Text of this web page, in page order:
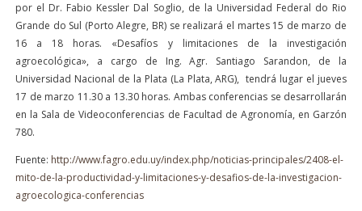
por el Dr. Fabio Kessler Dal Soglio, de la Universidad Federal do Rio
Grande do Sul (Porto Alegre, BR) se realizará el martes 15 de marzo de
16 a 18 horas. «Desafíos y limitaciones de la investigación
agroecológica», a cargo de Ing. Agr. Santiago Sarandon, de la
Universidad Nacional de la Plata (La Plata, ARG), tendrá lugar el jueves
17 de marzo 11.30 a 13.30 horas. Ambas conferencias se desarrollarán
en la Sala de Videoconferencias de Facultad de Agronomía, en Garzón
780.
Fuente: http://www.fagro.edu.uy/index.php/noticias-principales/2408-el-
mito-de-la-productividad-y-limitaciones-y-desafios-de-la-investigacion-
agroecologica-conferencias